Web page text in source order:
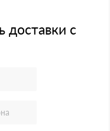
доставки с